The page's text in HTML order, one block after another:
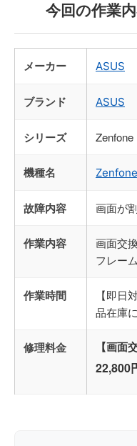
今回の作業
メーカー ASUS
ブランド ASUS
シリーズ
機種名
故障内容 画面が
作業内容
画面交
フレー
作業時間
【即日
品在庫
修理料金 【画面
22,800